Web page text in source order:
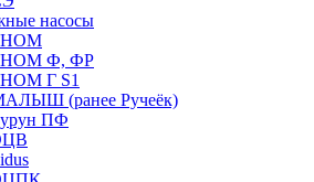
насосы
Ф, ФР
Г S1
(ранее Ручеёк)
ПФ